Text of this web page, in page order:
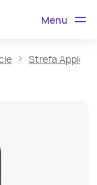
Menu
Strefa Apple